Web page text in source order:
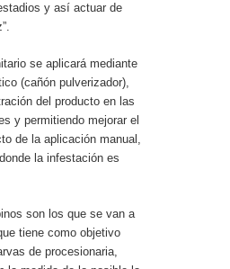
y así actuar de
se aplicará mediante
(cañón pulverizador),
del producto en las
y permitiendo mejorar el
de la aplicación manual,
la infestación es
son los que se van a
tiene como objetivo
de procesionaria,